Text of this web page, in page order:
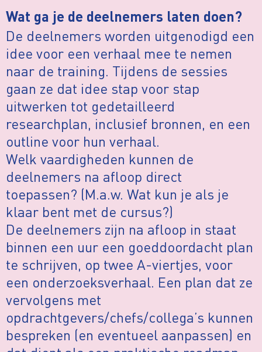
Wat ga je de deelnemers laten doen?
De deelnemers worden uitgenodigd een
idee voor een verhaal mee te nemen
naar de training. Tijdens de sessies
gaan ze dat idee stap voor stap
uitwerken tot gedetailleerd
researchplan, inclusief bronnen, en een
outline voor hun verhaal.
Welk vaardigheden kunnen de
deelnemers na afloop direct
toepassen? (M.a.w. Wat kun je als je
klaar bent met de cursus?)
De deelnemers zijn na afloop in staat
binnen een uur een goeddoordacht plan
te schrijven, op twee A-viertjes, voor
een onderzoeksverhaal. Een plan dat ze
vervolgens met
opdrachtgevers/chefs/collega’s kunnen
bespreken (en eventueel aanpassen) en